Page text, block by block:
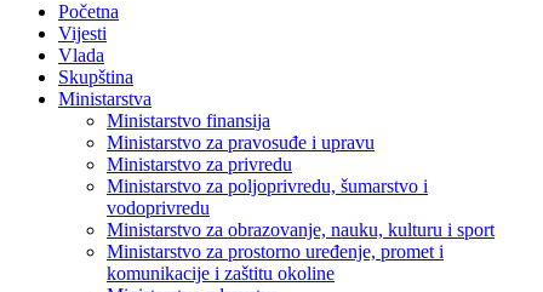
Početna
Vijesti
Vlada
Skupština
Ministarstva
Ministarstvo finansija
Ministarstvo za pravosuđe i upravu
Ministarstvo za privredu
Ministarstvo za poljoprivredu, šumarstvo i
vodoprivredu
Ministarstvo za obrazovanje, nauku, kulturu i sport
Ministarstvo za prostorno uređenje, promet i
komunikacije i zaštitu okoline